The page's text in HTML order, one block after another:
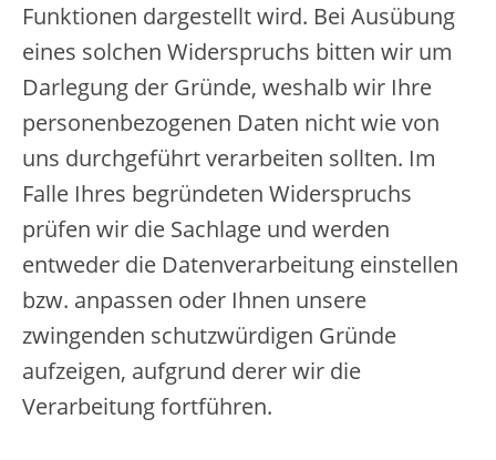
Funktionen dargestellt wird. Bei Ausübung
eines solchen Widerspruchs bitten wir um
Darlegung der Gründe, weshalb wir Ihre
personenbezogenen Daten nicht wie von
uns durchgeführt verarbeiten sollten. Im
Falle Ihres begründeten Widerspruchs
prüfen wir die Sachlage und werden
entweder die Datenverarbeitung einstellen
bzw. anpassen oder Ihnen unsere
zwingenden schutzwürdigen Gründe
aufzeigen, aufgrund derer wir die
Verarbeitung fortführen.